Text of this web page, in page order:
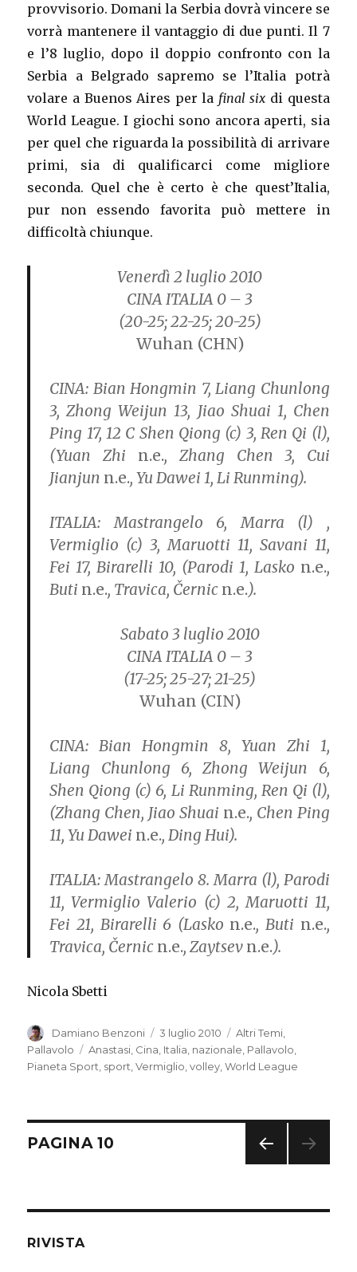
provvisorio. Domani la Serbia dovrà vincere se
vorrà mantenere il vantaggio di due punti. Il 7
e l’8 luglio, dopo il doppio confronto con la
Serbia a Belgrado sapremo se l’Italia potrà
volare a Buenos Aires per la final six di questa
World League. I giochi sono ancora aperti, sia
per quel che riguarda la possibilità di arrivare
primi, sia di qualificarci come migliore
seconda. Quel che è certo è che quest’Italia,
pur non essendo favorita può mettere in
difficoltà chiunque.
Venerdì 2 luglio 2010
CINA ITALIA 0 – 3
(20-25; 22-25; 20-25)
Wuhan (CHN)
CINA: Bian Hongmin 7, Liang Chunlong
3, Zhong Weijun 13, Jiao Shuai 1, Chen
Ping 17, 12 C Shen Qiong (c) 3, Ren Qi (l),
(Yuan Zhi n.e., Zhang Chen 3, Cui
Jianjun n.e., Yu Dawei 1, Li Runming).
ITALIA: Mastrangelo 6, Marra (l) ,
Vermiglio (c) 3, Maruotti 11, Savani 11,
Fei 17, Birarelli 10, (Parodi 1, Lasko n.e.,
Buti n.e., Travica, Černic n.e.).
Sabato 3 luglio 2010
CINA ITALIA 0 – 3
(17-25; 25-27; 21-25)
Wuhan (CIN)
CINA: Bian Hongmin 8, Yuan Zhi 1,
Liang Chunlong 6, Zhong Weijun 6,
Shen Qiong (c) 6, Li Runming, Ren Qi (l),
(Zhang Chen, Jiao Shuai n.e., Chen Ping
11, Yu Dawei n.e., Ding Hui).
ITALIA:Mastrangelo 8. Marra (l), Parodi
11, Vermiglio Valerio (c) 2, Maruotti 11,
Fei 21, Birarelli 6 (Lasko n.e., Buti n.e.,
Travica, Černic n.e., Zaytsev n.e.).
Nicola Sbetti
Autore
Damiano Benzoni
Pubblicato
il
3 luglio 2010 Categorie
Altri Temi,
Pallavolo
Tag
Anastasi, Cina, Italia, nazionale, Pallavolo,
Pianeta Sport, sport,Vermiglio,volley,World League
Navigazione
EDE
PAGINA10
RIVISTA